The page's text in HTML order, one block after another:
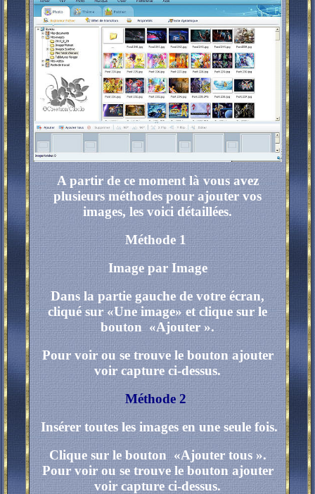
A partir de ce moment là vous avez
plusieurs méthodes pour ajouter vos
images, les voici détaillées.
Méthode 1
Image par Image
Dans la partie gauche de votre écran,
cliqué sur «Une image» et clique sur le
bouton «Ajouter ».
Pour voir ou se trouve le bouton ajouter
voir capture ci-dessus.
Méthode 2
Insérer toutes les images en une seule fois.
Clique sur le bouton «Ajouter tous ».
Pour voir ou se trouve le bouton ajouter
voir capture ci-dessus.